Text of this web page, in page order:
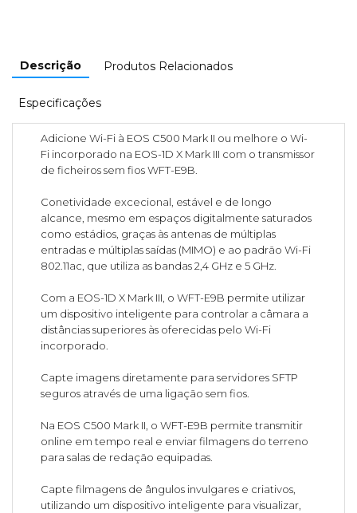
Descrição Produtos Relacionados
Especificações
Adicione Wi-Fi à EOS C500 Mark II ou melhore o Wi-
Fi incorporado na EOS-1D X Mark III com o transmissor
de ficheiros sem fios WFT-E9B.
Conetividade excecional, estável e de longo
alcance, mesmo em espaços digitalmente saturados
como estádios, graças às antenas de múltiplas
entradas e múltiplas saídas (MIMO) e ao padrão Wi-Fi
802.11ac, que utiliza as bandas 2,4 GHz e 5 GHz.
Com a EOS-1D X Mark III, o WFT-E9B permite utilizar
um dispositivo inteligente para controlar a câmara a
distâncias superiores às oferecidas pelo Wi-Fi
incorporado.
Capte imagens diretamente para servidores SFTP
seguros através de uma ligação sem fios.
Na EOS C500 Mark II, o WFT-E9B permite transmitir
online em tempo real e enviar filmagens do terreno
para salas de redação equipadas.
Capte filmagens de ângulos invulgares e criativos,
utilizando um dispositivo inteligente para visualizar,